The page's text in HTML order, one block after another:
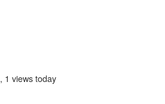
, 1 views today